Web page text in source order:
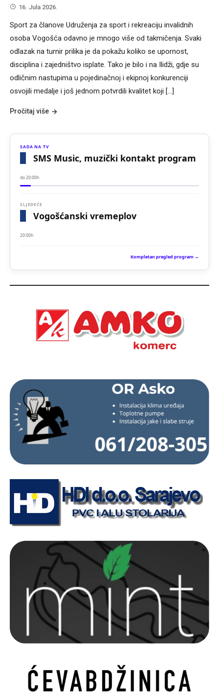
16. Jula 2026.
Sport za članove Udruženja za sport i rekreaciju invalidnih
osoba Vogošća odavno je mnogo više od takmičenja. Svaki
odlazak na turnir prilika je da pokažu koliko se upornost,
disciplina i zajedništvo isplate. Tako je bilo i na Ilidži, gdje su
odličnim nastupima u pojedinačnoj i ekipnoj konkurenciji
osvojili medalje i još jednom potvrdili kvalitet koji […]
Pročitaj više
SADA NA TV
SMS Music, muzički kontakt program
do 20:00h
SLJEDEĆE
Vogošćanski vremeplov
20:00h
Kompletan pregled program →